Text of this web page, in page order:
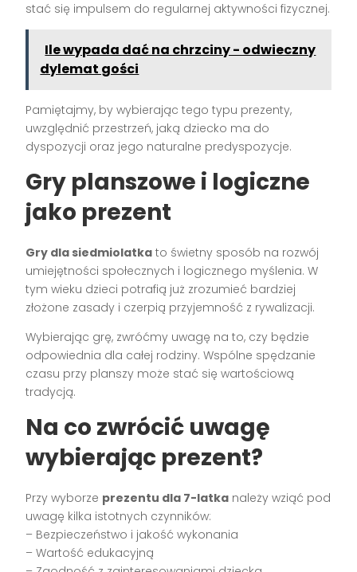
stać się impulsem do regularnej aktywności fizycznej.
Ile wypada dać na chrzciny - odwieczny
dylemat gości
Pamiętajmy, by wybierając tego typu prezenty,
uwzględnić przestrzeń, jaką dziecko ma do
dyspozycji oraz jego naturalne predyspozycje.
Gry planszowe i logiczne
jako prezent
Gry dla siedmiolatka to świetny sposób na rozwój
umiejętności społecznych i logicznego myślenia. W
tym wieku dzieci potrafią już zrozumieć bardziej
złożone zasady i czerpią przyjemność z rywalizacji.
Wybierając grę, zwróćmy uwagę na to, czy będzie
odpowiednia dla całej rodziny. Wspólne spędzanie
czasu przy planszy może stać się wartościową
tradycją.
Na co zwrócić uwagę
wybierając prezent?
Przy wyborze prezentu dla 7-latka należy wziąć pod
uwagę kilka istotnych czynników:
– Bezpieczeństwo i jakość wykonania
– Wartość edukacyjną